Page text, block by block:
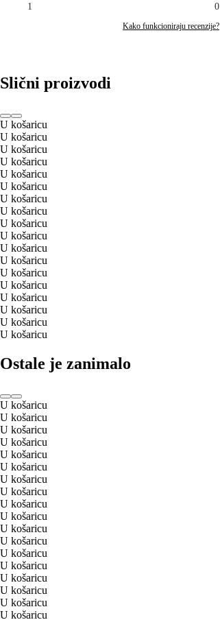
1 0
Kako funkcioniraju recenzije?
Slični proizvodi
U košaricu
U košaricu
U košaricu
U košaricu
U košaricu
U košaricu
U košaricu
U košaricu
U košaricu
U košaricu
U košaricu
U košaricu
U košaricu
U košaricu
U košaricu
U košaricu
U košaricu
U košaricu
Ostale je zanimalo
U košaricu
U košaricu
U košaricu
U košaricu
U košaricu
U košaricu
U košaricu
U košaricu
U košaricu
U košaricu
U košaricu
U košaricu
U košaricu
U košaricu
U košaricu
U košaricu
U košaricu
U košaricu